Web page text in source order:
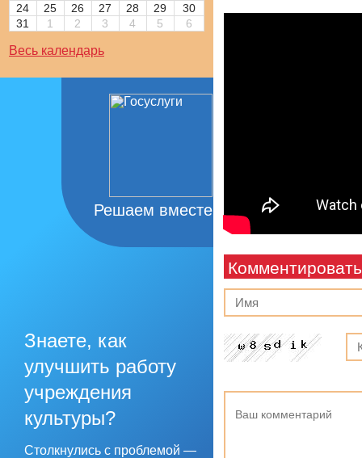
24
25 26 27 28 29
30
31
1 2 3 4 5 6
Весь календарь
Решаем вместе
Знаете, как
улучшить работу
учреждения
культуры?
Столкнулись с проблемой —
Комментировать